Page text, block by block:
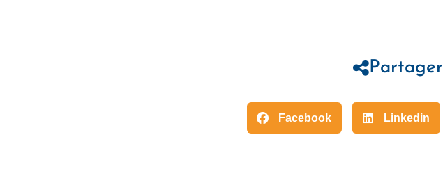
Partager
Facebook Linkedin